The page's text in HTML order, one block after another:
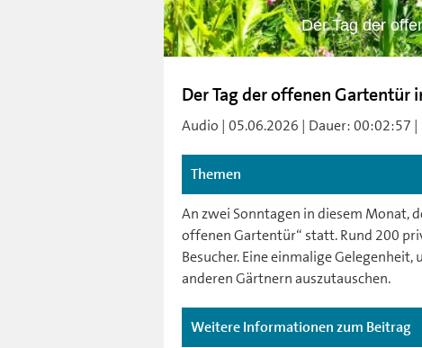
Der Tag der
Der Tag der offenen Gartentür
Audio | 05.06.2026 | Dauer: 00:02:57 |
Themen
An zwei Sonntagen in diesem Monat,
offenen Gartentür“ statt. Rund 200
Besucher. Eine einmalige
anderen Gärtnern auszutauschen.
Weitere Informationen zum Beitrag